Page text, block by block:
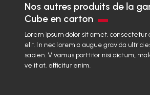
Nos autres produits de la
Cube en carton
Lorem ipsum dolor sit amet, consectetur
elit. In nec lorem a augue gravida
sapien. Vivamus porttitor nisi dictum,
velit at, efficitur enim.